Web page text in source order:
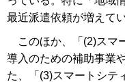
最近派遣依頼が増えてい
このほか、「(2)スマ
導入のための補助事業
た、「(3)スマートシテ